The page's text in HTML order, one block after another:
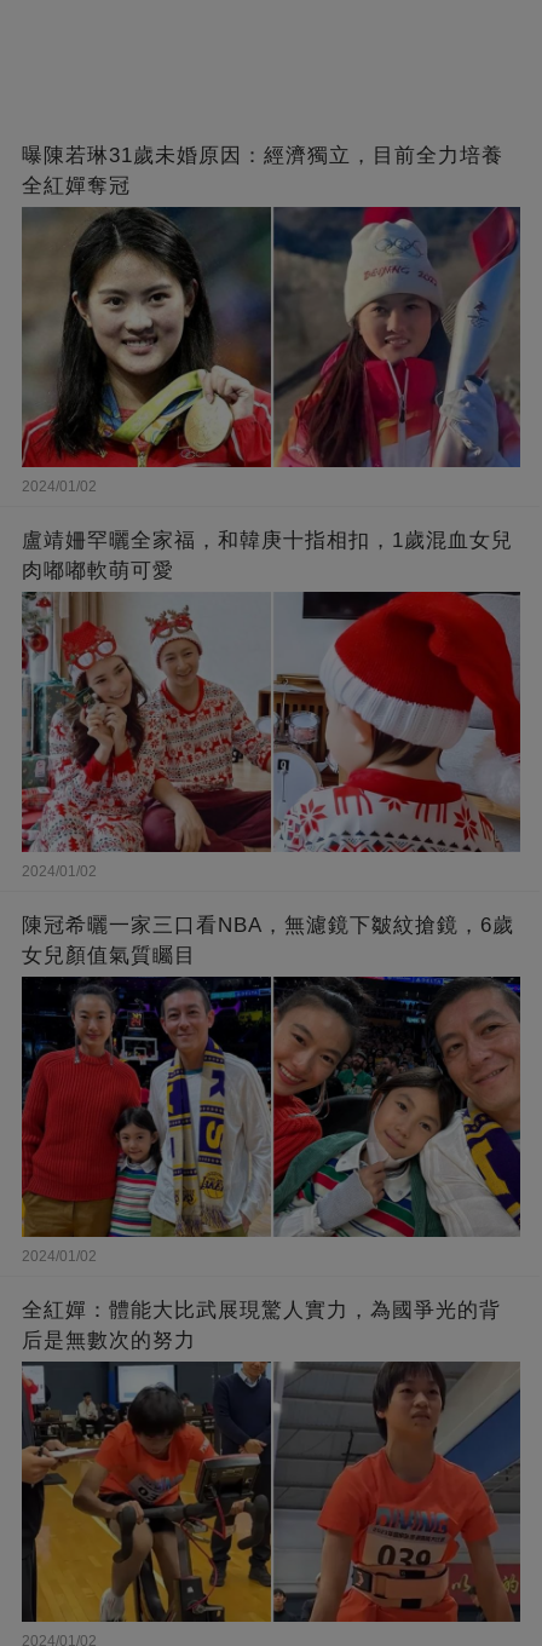
曝陳若琳31歲未婚原因：經濟獨立，目前全力培養
全紅嬋奪冠
2024/01/02
盧靖姍罕曬全家福，和韓庚十指相扣，1歲混血女兒
肉嘟嘟軟萌可愛
2024/01/02
陳冠希曬一家三口看NBA，無濾鏡下皺紋搶鏡，6歲
女兒顏值氣質矚目
2024/01/02
全紅嬋：體能大比武展現驚人實力，為國爭光的背
后是無數次的努力
2024/01/02